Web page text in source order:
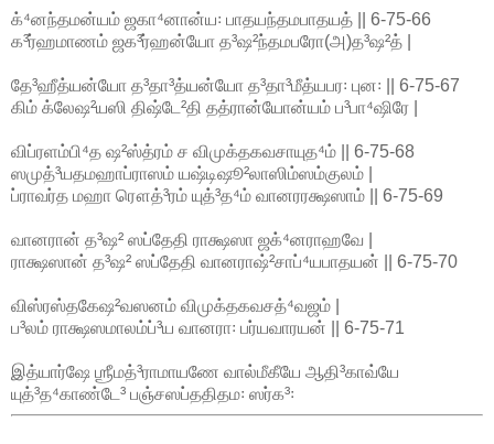
க்⁴னந்தமன்யம் ஜகா⁴னான்ய꞉ பாதயந்தமபாதயத் || 6-75-66
க³ர்ஹமாணம் ஜக³ர்ஹன்யோ த³ஷ²ந்தமபரோ(அ)த³ஷ²த் |
தே³ஹீத்யன்யோ த³தா³த்யன்யோ த³தா³மீத்யபர꞉ புன꞉ || 6-75-67
கிம் க்லேஷ²யஸி திஷ்டே²தி தத்ரான்யோன்யம் ப³பா⁴ஷிரே |
விப்ரளம்பி⁴த ஷ²ஸ்த்ரம் ச விமுக்தகவசாயுத⁴ம் || 6-75-68
ஸமுத்³யதமஹாப்ராஸம் யஷ்டிஷூ²லாஸிம்ஸம்குலம் |
ப்ராவர்த மஹா ரௌத்³ரம் யுத்³த⁴ம் வானரரக்ஷஸாம் || 6-75-69
வானரான் த³ஷ² ஸப்தேதி ராக்ஷஸா ஜக்⁴னராஹவே |
ராக்ஷஸான் த³ஷ² ஸப்தேதி வானராஷ்²சாப்⁴யபாதயன் || 6-75-70
விஸ்ரஸ்தகேஷ²வஸனம் விமுக்தகவசத்⁴வஜம் |
ப³லம் ராக்ஷஸமாலம்ப்³ய வானரா꞉ பர்யவாரயன் || 6-75-71
இத்யார்ஷே ஶ்ரீமத்³ராமாயணே வால்மீகீயே ஆதி³காவ்யே
யுத்³த⁴காண்டே³ பஞ்சஸப்ததிதம꞉ ஸர்க³꞉